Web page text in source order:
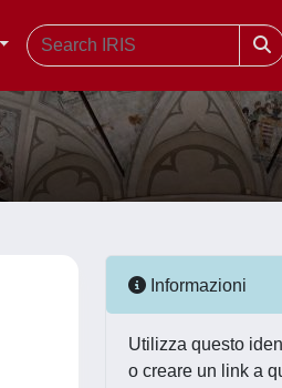
Informazioni
Utilizza questo
o creare un link a